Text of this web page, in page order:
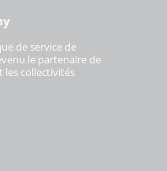
de service de
le partenaire de
les collectivités